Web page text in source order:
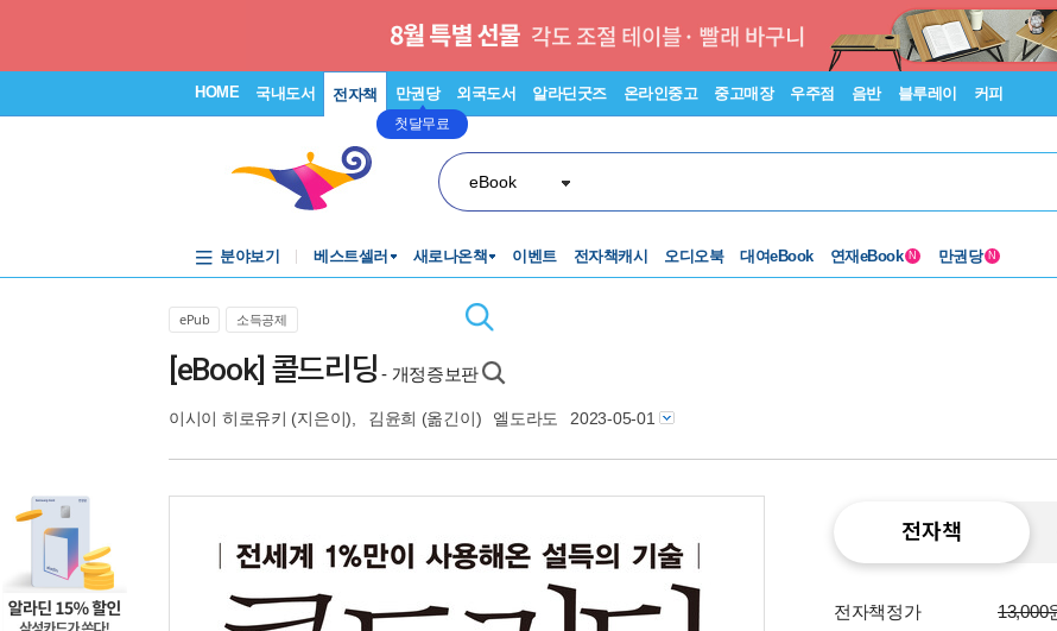
HOME 국내도서 전자책 만권당
첫달무료
외국도서 알라딘굿즈 온라인중고 중고매장 우주점 음반 블루레이 커피
eBook
분야보기 베스트셀러 새로나온책 이벤트 전자책캐시 오디오북 대여eBook 연재eBook N 만권당 N
ePub 소득공제
[eBook] 콜드리딩 - 개정증보판
이시이 히로유키 (지은이), 김윤희 (옮긴이) 엘도라도 2023-05-01
전자책
전자책정가
13,000